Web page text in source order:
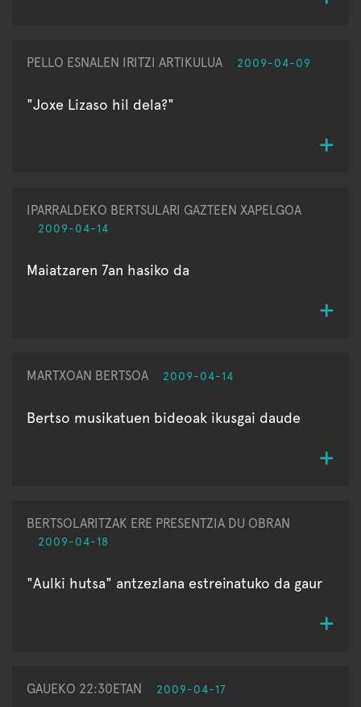
PELLO ESNALEN IRITZI ARTIKULUA 2009-04-09
"Joxe Lizaso hil dela?"
IPARRALDEKO BERTSULARI GAZTEEN XAPELGOA
2009-04-14
Maiatzaren 7an hasiko da
MARTXOAN BERTSOA 2009-04-14
Bertso musikatuen bideoak ikusgai daude
BERTSOLARITZAK ERE PRESENTZIA DU OBRAN
2009-04-18
"Aulki hutsa" antzezlana estreinatuko da gaur
GAUEKO 22:30ETAN 2009-04-17